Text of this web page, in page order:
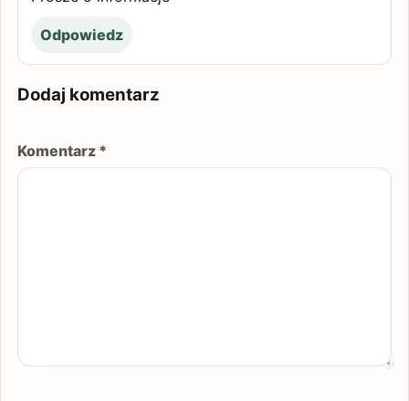
Odpowiedz
Dodaj komentarz
Komentarz *